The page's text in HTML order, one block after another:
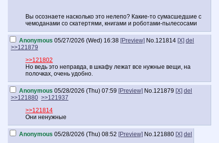
Вы осознаете насколько это нелепо? Какие-то сумасшедшие с
чемоданами со скатертями, книгами и роботами-пылесосами
Anonymous 05/27/2026 (Wed) 16:38 [Preview] No.121814 [X] del
>>121879
>>121802
Но ведь это неправда, в шкафу лежат все нужные вещи, на
полочках, очень удобно.
Anonymous 05/28/2026 (Thu) 07:59 [Preview] No.121879 [X] del
>>121880 >>121937
>>121814
Они ненужные
Anonymous 05/28/2026 (Thu) 08:52 [Preview] No.121880 [X] del